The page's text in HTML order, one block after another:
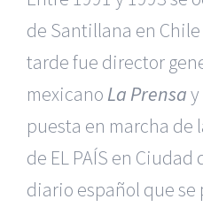
de Santillana en Chile
tarde fue director
mexicano La Prensa
puesta en marcha de
de EL PAÍS en
diario español que se